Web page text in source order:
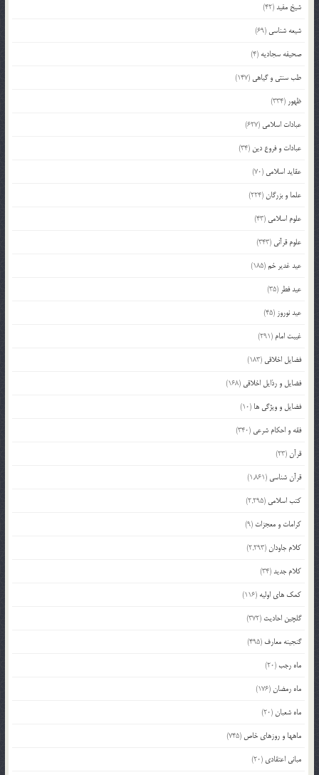
شیخ مفید(42)
شیعه شناسی (69)
صحیفه سجادیه (4)
طب سنتی و گیاهی (147)
ظهور (334)
عبادات اسلامی (627)
عبادات و فروع دین (34)
عقاید اسلامی (70)
علما و بزرگان(224)
علوم اسلامی (43)
علوم قرآنی (343)
عید غدیر خم(185)
عید فطر (35)
عید نوروز (45)
غیبت امام (291)
فضایل اخلاقی (183)
فضایل و رذایل اخلاقی (168)
فضایل و ویژگی ها (10)
فقه و احکام شرعی (340)
قرآن(23)
قرآن شناسی (1,861)
کتب اسلامی (2,295)
کرامات و معجزات (9)
کلام جاودان(2,293)
کلام جدید(34)
کمک های اولیه (116)
گلچین احادیث (372)
گنجینه معارف (495)
ماه رجب(20)
ماه رمضان(176)
ماه شعبان(20)
ماهها و روزهای خاص (745)
مبانی اعتقادی (20)